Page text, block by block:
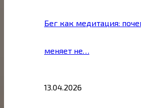
Бег как медитация:
меняет не…
13.04.2026